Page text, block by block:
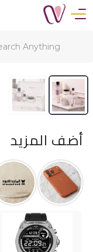
أضف المزيد